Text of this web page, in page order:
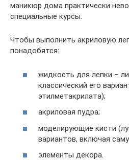
маникюр дома практически
специальные курсы.
Чтобы выполнить акриловую
понадобятся:
жидкость для лепки –
классический его
этилметакрилата);
акриловая пудра;
моделирующие кисти
вариантов, включая
элементы декора.